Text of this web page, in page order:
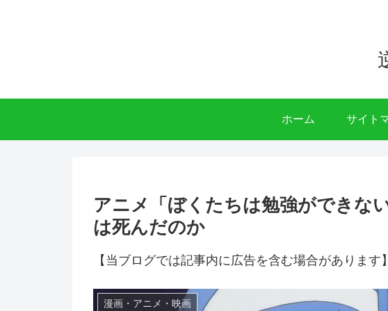
ホーム サイト
アニメ「ぼくたちは勉強ができな
は死んだのか
【当ブログでは記事内に広告を含む場合があります】
漫画・アニメ・映画